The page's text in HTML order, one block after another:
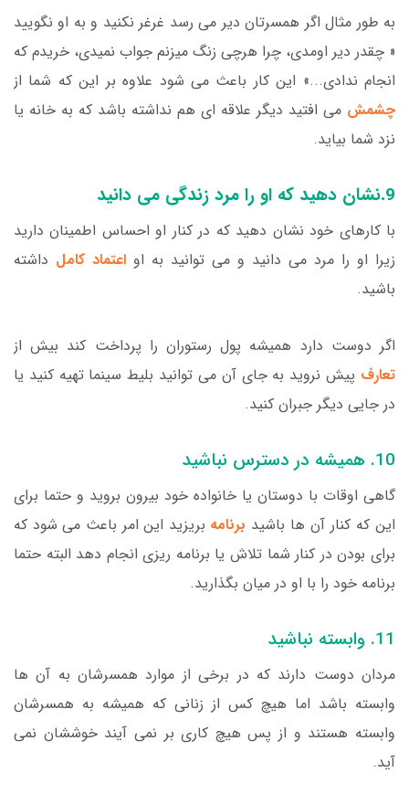
به طور مثال اگر همسرتان دیر می رسد غرغر نکنید و به او نگویید
« چقدر دیر اومدی، چرا هرچی زنگ میزنم جواب نمیدی، خریدم که
انجام ندادی...» این کار باعث می شود علاوه بر این که شما از
چشمش می افتید دیگر علاقه ای هم نداشته باشد که به خانه یا
نزد شما بیاید.
9.نشان دهید که او را مرد زندگی می دانید
با کارهای خود نشان دهید که در کنار او احساس اطمینان دارید
زیرا او را مرد می دانید و می توانید به او اعتماد کامل داشته
باشید.
اگر دوست دارد همیشه پول رستوران را پرداخت کند بیش از
تعارف پیش نروید به جای آن می توانید بلیط سینما تهیه کنید یا
در جایی دیگر جبران کنید.
10. همیشه در دسترس نباشید
گاهی اوقات با دوستان یا خانواده خود بیرون بروید و حتما برای
این که کنار آن ها باشید برنامه بریزید این امر باعث می شود که
برای بودن در کنار شما تلاش یا برنامه ریزی انجام دهد البته حتما
برنامه خود را با او در میان بگذارید.
11. وابسته نباشید
مردان دوست دارند که در برخی از موارد همسرشان به آن ها
وابسته باشد اما هیچ کس از زنانی که همیشه به همسرشان
وابسته هستند و از پس هیچ کاری بر نمی آیند خوششان نمی
آید.